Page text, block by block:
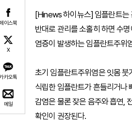
이스북
X
카오톡
메일
[Hinews 하이뉴스] 임플란트는
반대로 관리를 소홀히 하면 수
염증이 발생하는 임플란트주위
초기 임플란트주위염은 잇몸 붓
식립한 임플란트가 흔들리거나
감염은 물론 잦은 음주와 흡연,
확인이 권장된다.